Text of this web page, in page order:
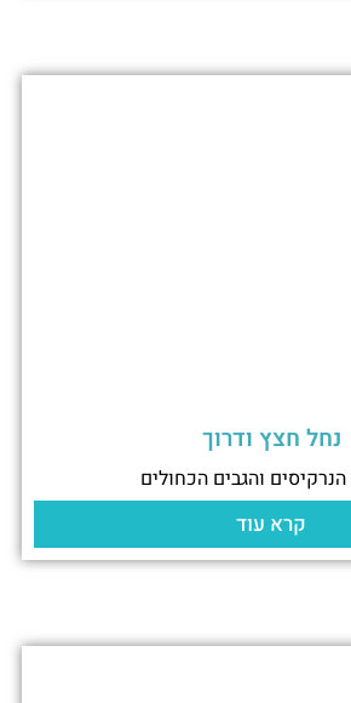
נחל חצץ ודרוך
והגבים הכחולים
קרא עוד